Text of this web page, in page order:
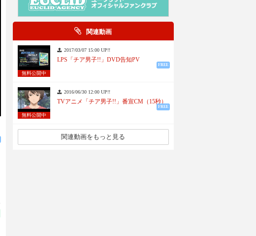
関連動画
無料公開中
2017/03/07 15:00 UP!!
LPS「チア男子!!」DVD告知PV
FREE
無料公開中
2016/06/30 12:00 UP!!
TVアニメ「チア男子!!」番宣CM（15秒）
FREE
関連動画をもっと見る